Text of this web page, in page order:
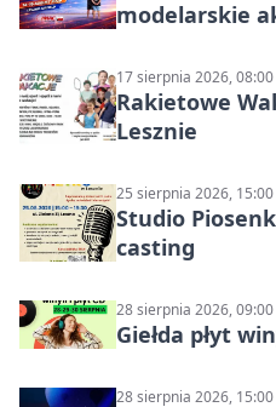
modelarskie
17 sierpnia 2026, 08:00
Rakietowe
Lesznie
25 sierpnia 2026, 15:00
Studio
casting
28 sierpnia 2026, 09:00
Giełda płyt
28 sierpnia 2026, 15:00